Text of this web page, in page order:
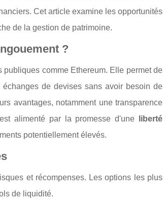
Cet article examine les opportunités
de la gestion de patrimoine.
?
comme Ethereum. Elle permet de
de devises sans avoir besoin de
avantages, notamment une transparence
alimenté par la promesse d'une
liberté
potentiellement élevés.
et récompenses. Les options les plus
de liquidité.